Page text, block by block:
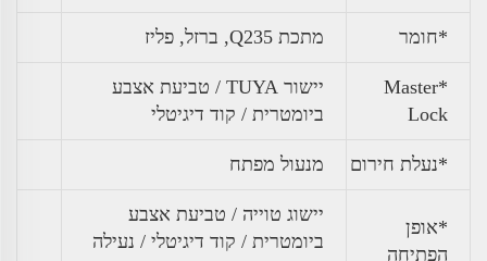
*חומר מתכת Q235, ברזל, פליז
*Master
Lock
יישור TUYA / טביעת אצבע
ביומטרית / קוד דיגיטלי
*נעלת חירום מנעול מפתח
*אופן
הפתיחה
יישוג טוייה / טביעת אצבע
ביומטרית / קוד דיגיטלי / נעילה